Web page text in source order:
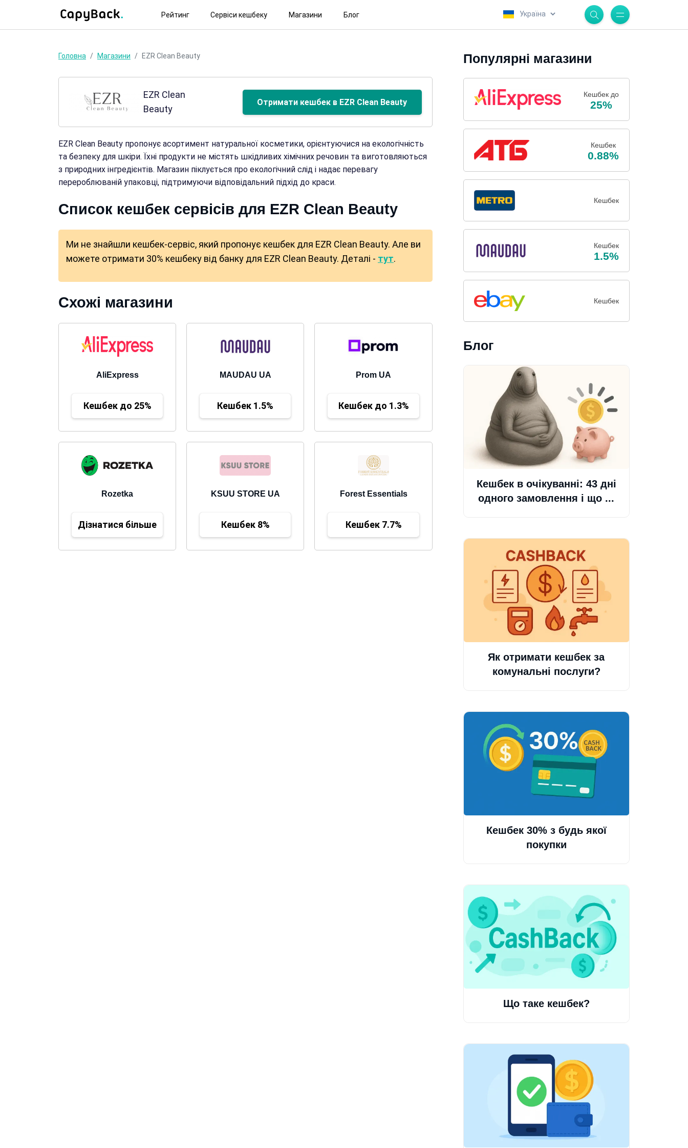
Рейтинг Сервіси кешбеку Магазини Блог
Головна Магазини EZR Clean Beauty
EZR Clean
Beauty
Отримати кешбек в EZR Clean Beauty
EZR Clean Beauty пропонує асортимент натуральної косметики, орієнтуючися на екологічність
та безпеку для шкіри. Їхні продукти не містять шкідливих хімічних речовин та виготовляються
з природних інгредієнтів. Магазин піклується про екологічний слід і надає перевагу
перероблюваній упаковці, підтримуючи відповідальний підхід до краси.
Список кешбек сервісів для EZR Clean Beauty
Ми не знайшли кешбек-сервіс, який пропонує кешбек для EZR Clean Beauty. Але ви
можете отримати 30% кешбеку від банку для EZR Clean Beauty. Деталі - тут.
Схожі магазини
AliExpress
Кешбек до 25%
MAUDAU UA
Кешбек 1.5%
Prom UA
Кешбек до 1.3%
Rozetka
Дізнатися більше
KSUU STORE UA
Кешбек 8%
Forest Essentials
Кешбек 7.7%
Популярні магазини
Кешбек до
25%
Кешбек
0.88%
Кешбек
Кешбек
1.5%
Кешбек
Блог
Кешбек в очікуванні: 43 дні
одного замовлення і що ...
Як отримати кешбек за
комунальні послуги?
Кешбек 30% з будь якої
покупки
Що таке кешбек?